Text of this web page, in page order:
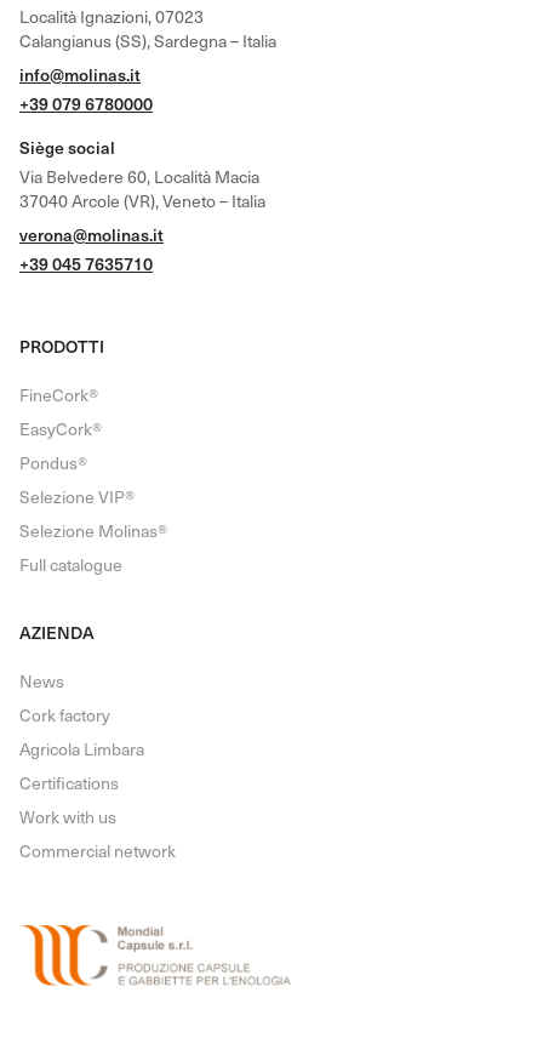
Località Ignazioni, 07023
Calangianus (SS), Sardegna – Italia
info@molinas.it
+39 079 6780000
Siège social
Via Belvedere 60, Località Macia
37040 Arcole (VR), Veneto – Italia
verona@molinas.it
+39 045 7635710
PRODOTTI
FineCork®
EasyCork®
Pondus®
Selezione VIP®
Selezione Molinas®
Full catalogue
AZIENDA
News
Cork factory
Agricola Limbara
Certifications
Work with us
Commercial network